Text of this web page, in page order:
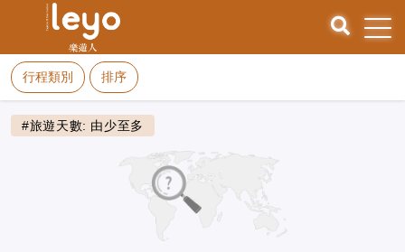
行程類別 排序
#旅遊天數: 由少至多